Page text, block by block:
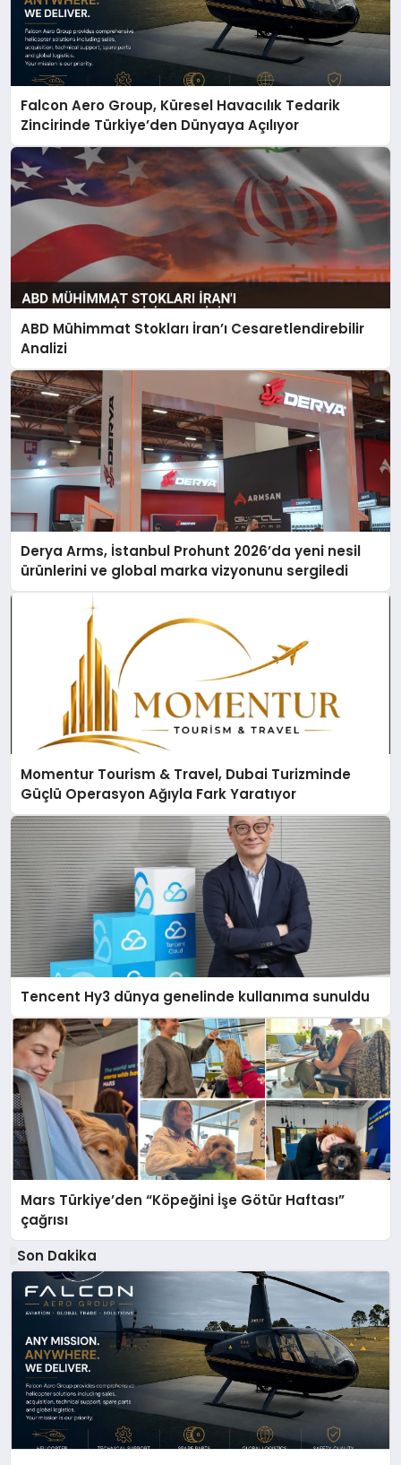
Falcon Aero Group, Küresel Havacılık Tedarik
Zincirinde Türkiye’den Dünyaya Açılıyor
ABD Mühimmat Stokları İran’ı Cesaretlendirebilir
Analizi
Derya Arms, İstanbul Prohunt 2026’da yeni nesil
ürünlerini ve global marka vizyonunu sergiledi
Momentur Tourism & Travel, Dubai Turizminde
Güçlü Operasyon Ağıyla Fark Yaratıyor
Tencent Hy3 dünya genelinde kullanıma sunuldu
Mars Türkiye’den “Köpeğini İşe Götür Haftası”
çağrısı
Son Dakika